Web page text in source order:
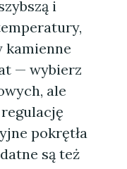
i
kamienne
— wybierz
ale
pokrętła
są też